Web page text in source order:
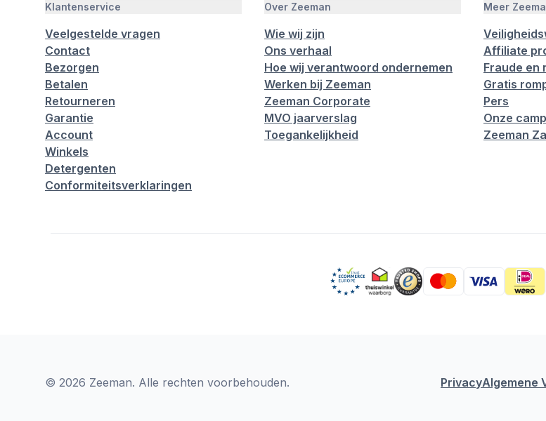
Klantenservice
Veelgestelde vragen
Contact
Bezorgen
Betalen
Retourneren
Garantie
Account
Winkels
Detergenten
Conformiteitsverklaringen
Over Zeeman
Wie wij zijn
Ons verhaal
Hoe wij verantwoord ondernemen
Werken bij Zeeman
Zeeman Corporate
MVO jaarverslag
Toegankelijkheid
Meer
Affiliate
Fraude en
Gratis
Pers
Onze
Zeeman
© 2026 Zeeman. Alle rechten voorbehouden. PrivacyAlgemene